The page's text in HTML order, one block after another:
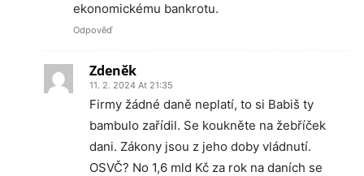
ekonomickému bankrotu.
Odpověď
Zdeněk
11. 2. 2024 At 21:35
Firmy žádné daně neplatí, to si Babiš ty
bambulo zařídil. Se koukněte na žebříček
dani. Zákony jsou z jeho doby vládnutí.
OSVČ? No 1,6 mld Kč za rok na daních se